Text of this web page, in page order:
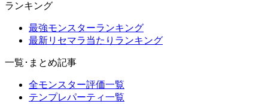
ランキング
最強モンスターランキング
最新リセマラ当たりランキング
一覧･まとめ記事
全モンスター評価一覧
テンプレパーティ一覧